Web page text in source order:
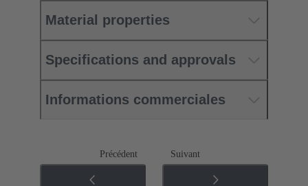
Material properties
Specifications and approvals
Informations commerciales
Précédent Suivant